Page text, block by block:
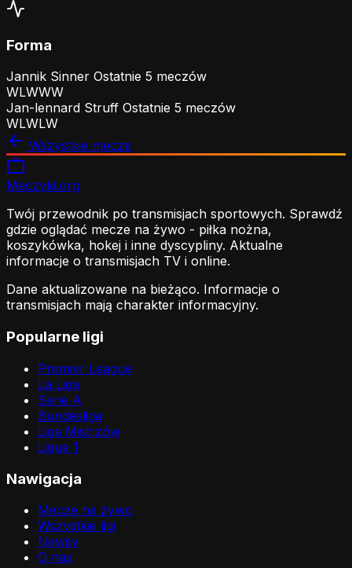
Forma
Jannik Sinner Ostatnie 5 meczów
WLWWW
Jan-lennard Struff Ostatnie 5 meczów
WLWLW
Wszystkie mecze
Meczyki.org
Twój przewodnik po transmisjach sportowych. Sprawdź
gdzie oglądać mecze na żywo - piłka nożna,
koszykówka, hokej i inne dyscypliny. Aktualne
informacje o transmisjach TV i online.
Dane aktualizowane na bieżąco. Informacje o
transmisjach mają charakter informacyjny.
Popularne ligi
Premier League
La Liga
Serie A
Bundesliga
Liga Mistrzów
Ligue 1
Nawigacja
Mecze na żywo
Wszystkie ligi
Newsy
O nas